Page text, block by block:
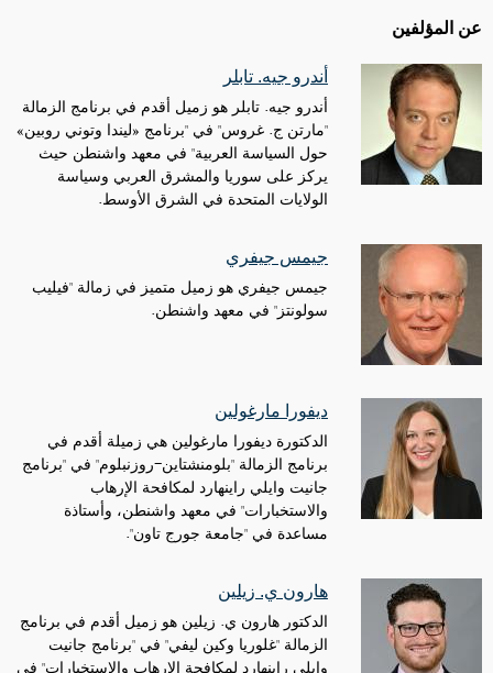
عن المؤلفين
أندرو جيه. تابلر
أندرو جيه. تابلر هو زميل أقدم في برنامج الزمالة
"مارتن ج. غروس" في "برنامج «ليندا وتوني روبين»
حول السياسة العربية" في معهد واشنطن حيث
يركز على سوريا والمشرق العربي وسياسة
الولايات المتحدة في الشرق الأوسط.
جيمس جيفري
جيمس جيفري هو زميل متميز في زمالة "فيليب
سولونتز" في معهد واشنطن.
ديفورا مارغولين
الدكتورة ديفورا مارغولين هي زميلة أقدم في
برنامج الزمالة "بلومنشتاين-روزنبلوم" في "برنامج
جانيت وايلي راينهارد لمكافحة الإرهاب
والاستخبارات" في معهد واشنطن، وأستاذة
مساعدة في "جامعة جورج تاون".
هارون ي. زيلين
الدكتور هارون ي. زيلين هو زميل أقدم في برنامج
الزمالة "غلوريا وكين ليفي" في "برنامج جانيت
وايلي راينهارد لمكافحة الإرهاب والاستخبارات" في